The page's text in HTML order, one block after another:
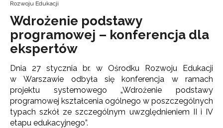
Rozwoju Edukacji
Wdrożenie podstawy
programowej – konferencja dla
ekspertów
Dnia 27 stycznia br. w Ośrodku Rozwoju Edukacji
w Warszawie odbyła się konferencja w ramach
projektu systemowego „Wdrożenie podstawy
programowej kształcenia ogólnego w poszczególnych
typach szkół ze szczególnym uwzględnieniem II i IV
etapu edukacyjnego”.